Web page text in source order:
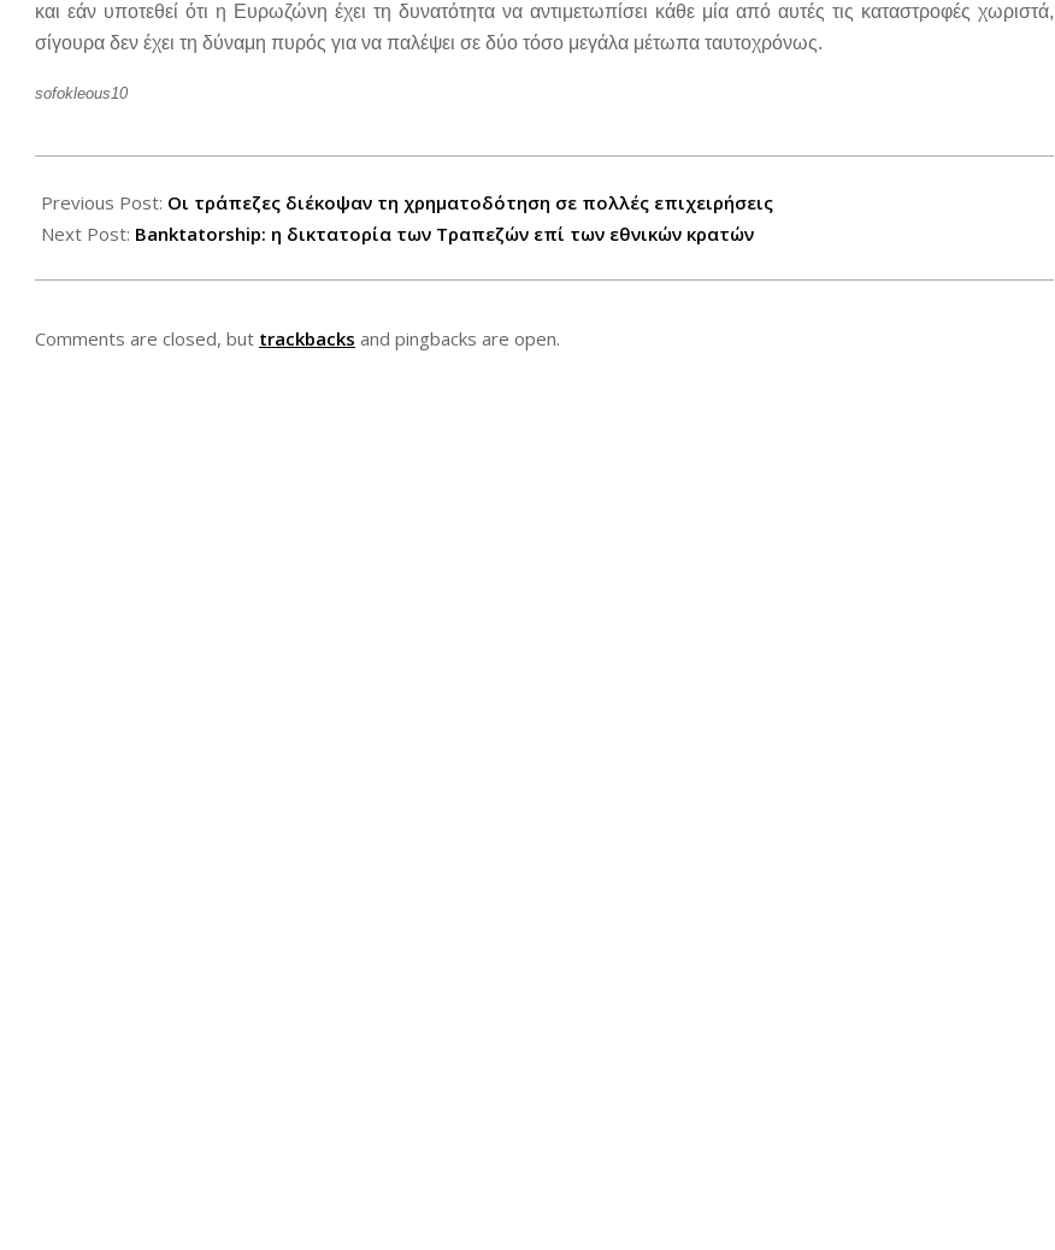
και εάν υποτεθεί ότι η Ευρωζώνη έχει τη δυνατότητα να αντιμετωπίσει κάθε μία από αυτές τις καταστροφές χωριστά,
σίγουρα δεν έχει τη δύναμη πυρός για να παλέψει σε δύο τόσο μεγάλα μέτωπα ταυτοχρόνως.
sofokleous10
06-
06
Previous Post: Οι τράπεζες διέκοψαν τη χρηματοδότηση σε πολλές επιχειρήσεις
Next Post: Banktatorship: η δικτατορία των Τραπεζών επί των εθνικών κρατών
Comments are closed, but trackbacks and pingbacks are open.